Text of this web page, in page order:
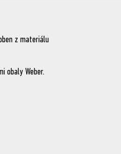
z materiálu
obaly Weber.